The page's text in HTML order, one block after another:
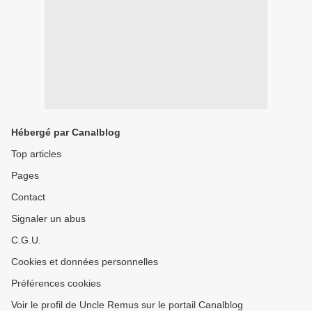
Hébergé par Canalblog
Top articles
Pages
Contact
Signaler un abus
C.G.U.
Cookies et données personnelles
Préférences cookies
Voir le profil de Uncle Remus sur le portail Canalblog